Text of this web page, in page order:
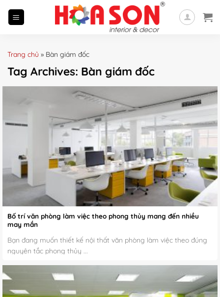
Trang chủ » Bàn giám đốc
Tag Archives: Bàn giám đốc
Bố trí văn phòng làm việc theo phong thủy mang đến nhiều
may mắn
Bạn đang muốn thiết kế nội thất văn phòng làm việc theo đúng
nguyên tắc phong thủy ...